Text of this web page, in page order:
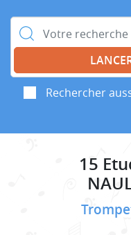
Rechercher :
Rechercher
15